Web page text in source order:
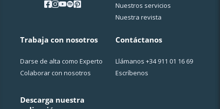
Nuestros servicios
Nuestra revista
Trabaja con nosotros
Darse de alta como Experto
Colaborar con nosotros
Descarga nuestra
Contáctanos
Llámanos +34 911 01 16 69
Escríbenos